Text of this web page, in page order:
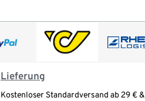
Lieferung
Kostenloser Standardversand ab 29 € &